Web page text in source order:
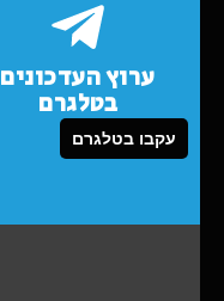
ערוץ העדכונים
בטלגרם
עקבו בטלגרם